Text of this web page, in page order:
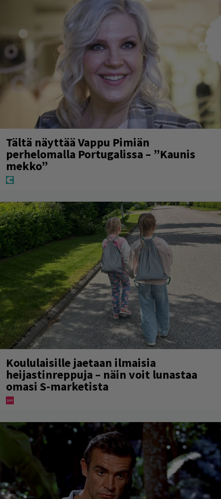
Tältä näyttää Vappu Pimiän
perhelomalla Portugalissa – ”Kaunis
mekko”
Koululaisille jaetaan ilmaisia
heijastinreppuja – näin voit lunastaa
omasi S-marketista